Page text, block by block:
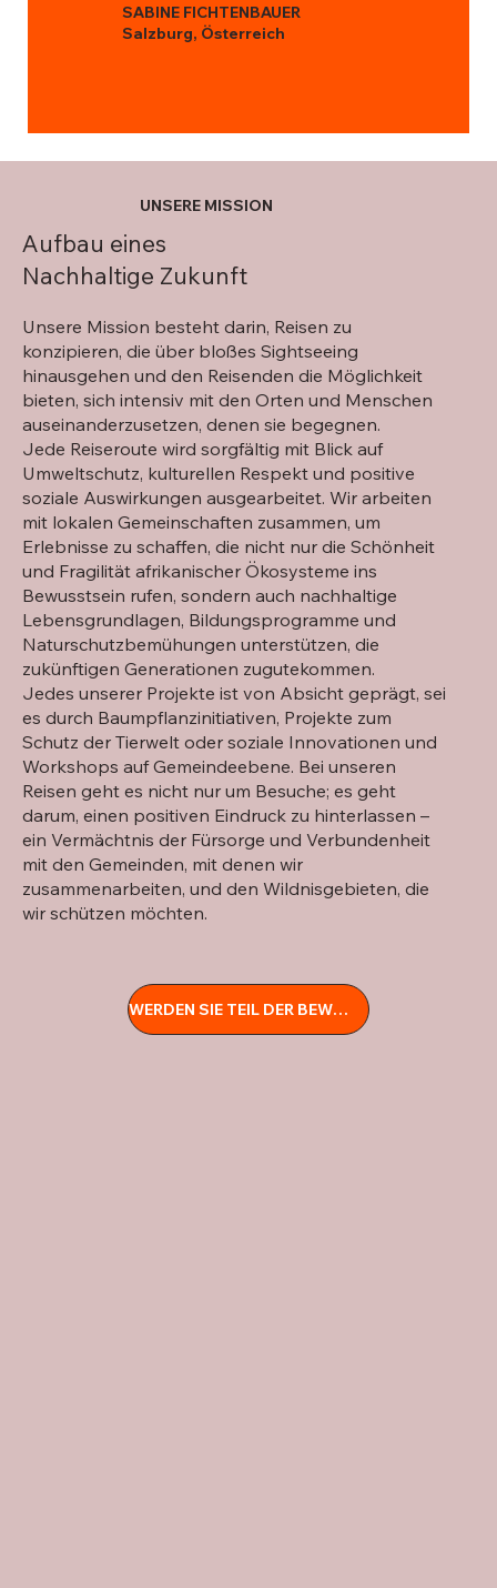
SABINE FICHTENBAUER
Salzburg, Österreich
UNSERE MISSION
Aufbau eines
Nachhaltige Zukunft
Unsere Mission besteht darin, Reisen zu
konzipieren, die über bloßes Sightseeing
hinausgehen und den Reisenden die Möglichkeit
bieten, sich intensiv mit den Orten und Menschen
auseinanderzusetzen, denen sie begegnen.
Jede Reiseroute wird sorgfältig mit Blick auf
Umweltschutz, kulturellen Respekt und positive
soziale Auswirkungen ausgearbeitet. Wir arbeiten
mit lokalen Gemeinschaften zusammen, um
Erlebnisse zu schaffen, die nicht nur die Schönheit
und Fragilität afrikanischer Ökosysteme ins
Bewusstsein rufen, sondern auch nachhaltige
Lebensgrundlagen, Bildungsprogramme und
Naturschutzbemühungen unterstützen, die
zukünftigen Generationen zugutekommen.
Jedes unserer Projekte ist von Absicht geprägt, sei
es durch Baumpflanzinitiativen, Projekte zum
Schutz der Tierwelt oder soziale Innovationen und
Workshops auf Gemeindeebene. Bei unseren
Reisen geht es nicht nur um Besuche; es geht
darum, einen positiven Eindruck zu hinterlassen –
ein Vermächtnis der Fürsorge und Verbundenheit
mit den Gemeinden, mit denen wir
zusammenarbeiten, und den Wildnisgebieten, die
wir schützen möchten.
WERDEN SIE TEIL DER BEWEGUNG